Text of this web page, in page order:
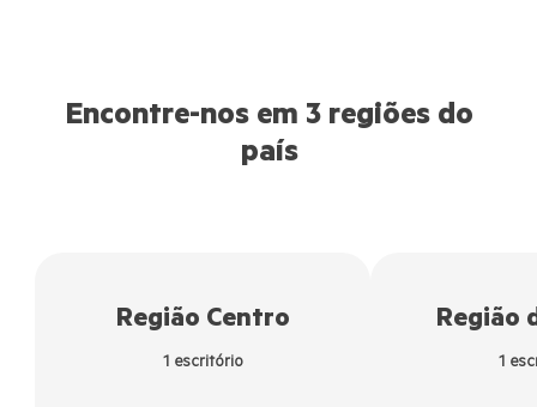
Encontre-nos em 3 regiões do
país
Região Centro
1 escritório
Região
1